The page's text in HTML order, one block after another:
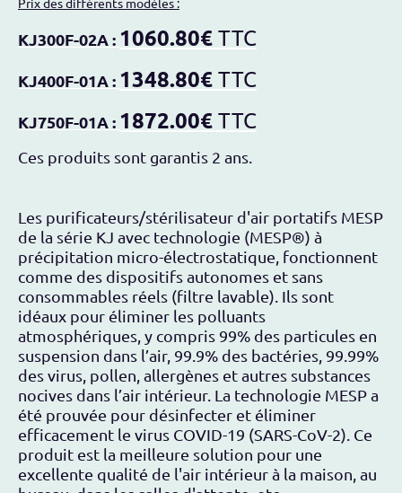
KJ300F-02A: 1060.80€ TTC
KJ400F-01A: 1348.80€ TTC
KJ750F-01A: 1872.00€ TTC
Ces produits sont garantis 2 ans.
Les purificateurs/stérilisateur d'air portatifs MESP
de la série KJ avec technologie (MESP®) à
précipitation micro-électrostatique, fonctionnent
comme des dispositifs autonomes et sans
consommables réels (filtre lavable). Ils sont
idéaux pour éliminer les polluants
atmosphériques, y compris 99% des particules en
suspension dans l’air, 99.9% des bactéries, 99.99%
des virus, pollen, allergènes et autres substances
nocives dans l’air intérieur. La technologie MESP a
été prouvée pour désinfecter et éliminer
efficacement le virus COVID-19 (SARS-CoV-2). Ce
produit est la meilleure solution pour une
excellente qualité de l'air intérieur à la maison, au